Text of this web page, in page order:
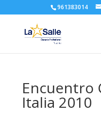
961383014
Encuentro
Italia 2010